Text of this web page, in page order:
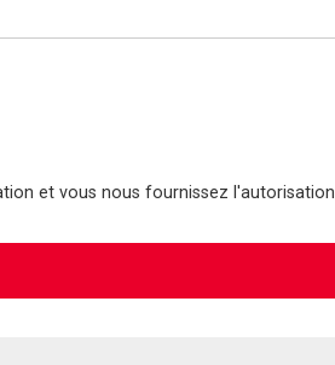
et vous nous fournissez l'autorisation